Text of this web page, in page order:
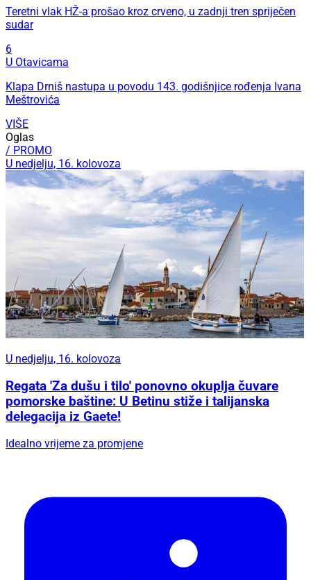
Teretni vlak HŽ-a prošao kroz crveno, u zadnji tren spriječen
sudar
6
U Otavicama
Klapa Drniš nastupa u povodu 143. godišnjice rođenja Ivana
Meštrovića
VIŠE
Oglas
/ PROMO
U nedjelju, 16. kolovoza
U nedjelju, 16. kolovoza
Regata 'Za dušu i tilo' ponovno okuplja čuvare
pomorske baštine: U Betinu stiže i talijanska
delegacija iz Gaete!
Idealno vrijeme za promjene